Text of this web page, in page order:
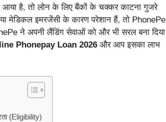
है, तो लोन के लिए बैंकों के चक्कर काटना गुजरे
मेडिकल इमरजेंसी के कारण परेशान हैं, तो PhonePe
ने अपनी लैंडिंग सेवाओं को और भी सरल बना दिया
Phonepay Loan 2026 और आप इसका लाभ
(Eligibility)